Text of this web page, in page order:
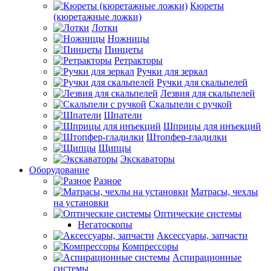
Кюреты
(кюретажные ложки)
Лотки
Ножницы
Пинцеты
Ретракторы
Ручки для зеркал
Ручки для скальпелей
Лезвия для скальпелей
Скальпели с ручкой
Шпатели
Шприцы для инъекций
Штопфер-гладилки
Щипцы
Экскаваторы
Оборудование
Разное
Матрасы, чехлы
на установки
Оптические системы
Негатоскопы
Аксессуары, запчасти
Компрессоры
Аспирационные
системы